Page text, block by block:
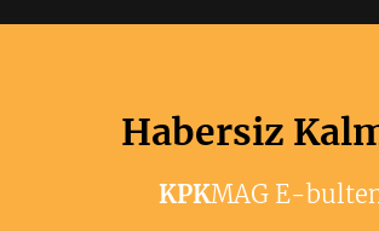
Habersiz
KPKMAG E-